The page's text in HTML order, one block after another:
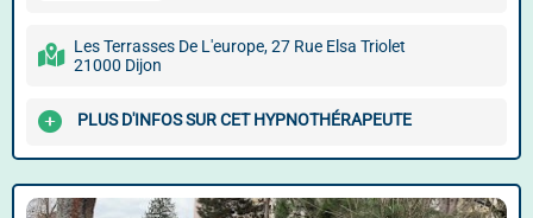
Les Terrasses De L'europe, 27 Rue Elsa Triolet
21000 Dijon
PLUS D'INFOS SUR CET HYPNOTHÉRAPEUTE